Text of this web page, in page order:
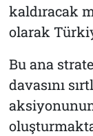
kaldıracak
olarak
Bu ana
davasını